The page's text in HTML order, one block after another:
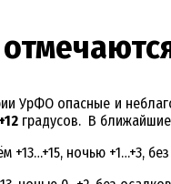
УрФО опасные и
градусов. В
+13…+15, ночью +1…+3,